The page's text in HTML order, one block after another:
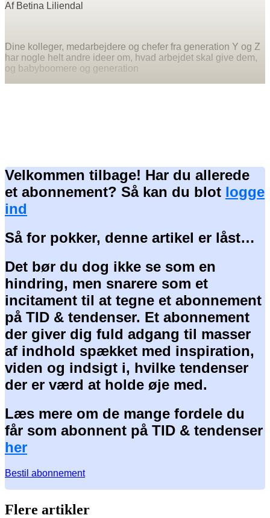
Af Betina Liliendal
Dine kolleger, medarbejdere og chefer fra generation Y og Z
har nogle helt andre ideer om, hvad arbejdet skal give dem,
og babyboomere og generation
Velkommen tilbage! Har du allerede
et abonnement? Så kan du blot logge
ind
Så for pokker, denne artikel er låst…
Det bør du dog ikke se som en
hindring, men snarere som et
incitament til at tegne et abonnement
på TID & tendenser. Et abonnement
der giver dig fuld adgang til masser
af indhold spækket med inspiration,
viden og indsigt i, hvilke tendenser
der er værd at holde øje med.
Læs mere om de mange fordele du
får som abonnent på TID & tendenser
her
Bestil abonnement
Flere artikler